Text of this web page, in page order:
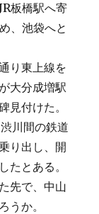
板橋駅へ寄
、池袋へと
り東上線を
大分成増駅
見付けた。
川間の鉄道
り出し、開
たとある。
先で、中山
うか。